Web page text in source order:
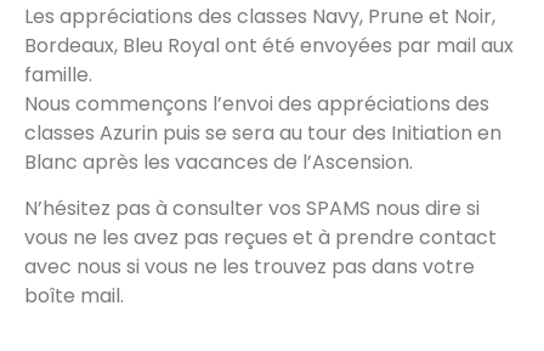
Les appréciations des classes Navy, Prune et Noir,
Bordeaux, Bleu Royal ont été envoyées par mail aux
famille.
Nous commençons l’envoi des appréciations des
classes Azurin puis se sera au tour des Initiation en
Blanc après les vacances de l’Ascension.
N’hésitez pas à consulter vos SPAMS nous dire si
vous ne les avez pas reçues et à prendre contact
avec nous si vous ne les trouvez pas dans votre
boîte mail.